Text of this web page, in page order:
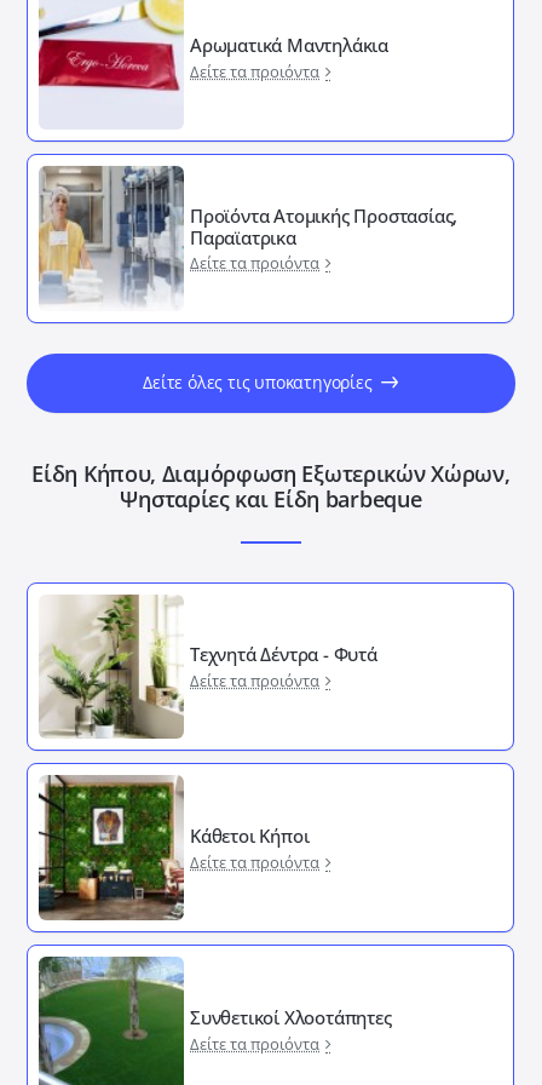
Αρωματικά Μαντηλάκια
Δείτε τα προιόντα
Προϊόντα Ατομικής Προστασίας,
Παραϊατρικα
Δείτε τα προιόντα
Δείτε όλες τις υποκατηγορίες
Είδη Κήπου, Διαμόρφωση Εξωτερικών Xώρων,
Ψησταρίες και Είδη barbeque
Τεχνητά Δέντρα - Φυτά
Δείτε τα προιόντα
Κάθετοι Κήποι
Δείτε τα προιόντα
Συνθετικοί Χλοοτάπητες
Δείτε τα προιόντα